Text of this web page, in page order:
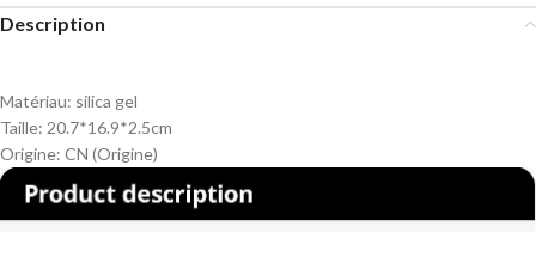
Description
Matériau: silica gel
Taille: 20.7*16.9*2.5cm
Origine: CN (Origine)